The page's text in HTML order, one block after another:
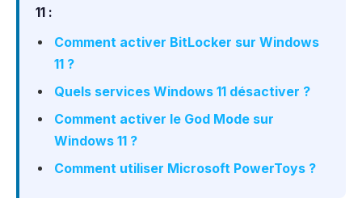
11 :
Comment activer BitLocker sur Windows
11 ?
Quels services Windows 11 désactiver ?
Comment activer le God Mode sur
Windows 11 ?
Comment utiliser Microsoft PowerToys ?